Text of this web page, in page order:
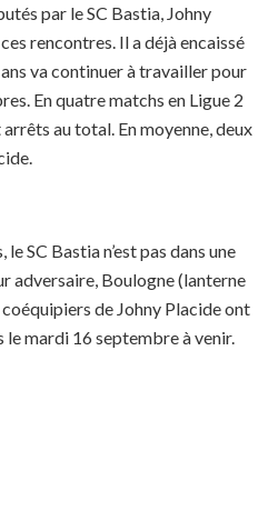
par le SC Bastia, Johny
rencontres. Il a déjà encaissé
va continuer à travailler pour
En quatre matchs en Ligue 2
au total. En moyenne, deux
SC Bastia n’est pas dans une
adversaire, Boulogne (lanterne
de Johny Placide ont
mardi 16 septembre à venir.